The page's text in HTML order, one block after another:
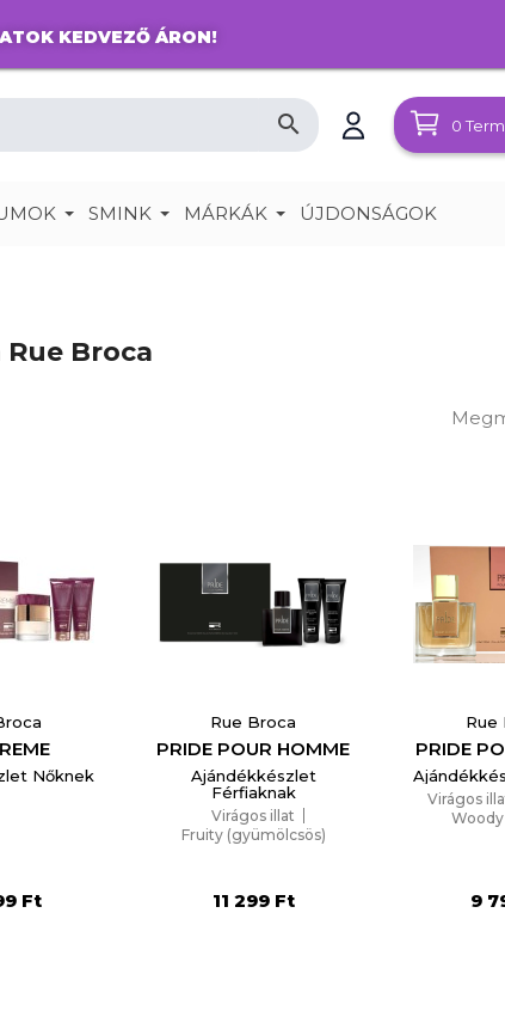
KEDVEZŐ ÁRON!
search 0
SMINK MÁRKÁK ÚJDONSÁGOK
Broca
Nőknek
Ft
Rue Broca
PRIDE POUR HOMME
Ajándékkészlet
Férfiaknak
Virágos illat
Fruity (gyümölcsös)
11 299 Ft
Rue
PRIDE
Virágos
Woody
9